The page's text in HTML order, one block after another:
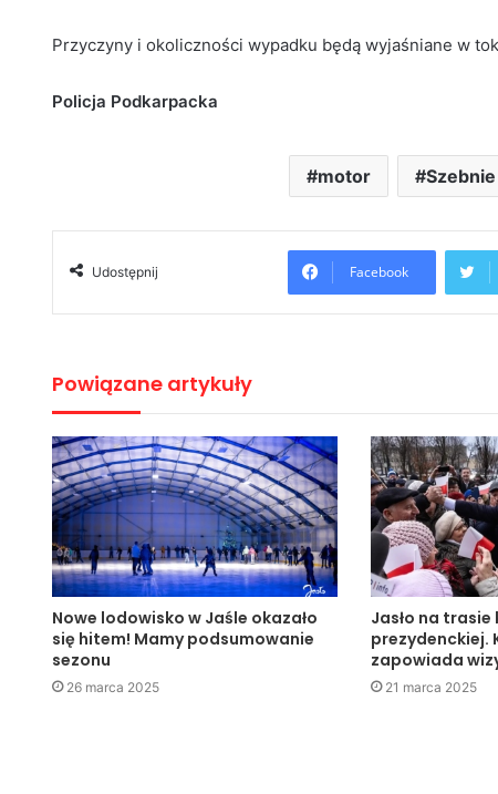
Przyczyny i okoliczności wypadku będą wyjaśniane w
Policja Podkarpacka
motor Szebnie
Udostępnij Facebook
Powiązane artykuły
Nowe lodowisko w Jaśle okazało
się hitem! Mamy podsumowanie
sezonu
26 marca 2025
Jasło na
prezydenckiej.
zapowiada
21 marca 2025